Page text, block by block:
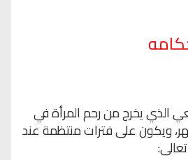
الذي يخرج من رحم المرأة في
ويكون على فترات منتظمة عند